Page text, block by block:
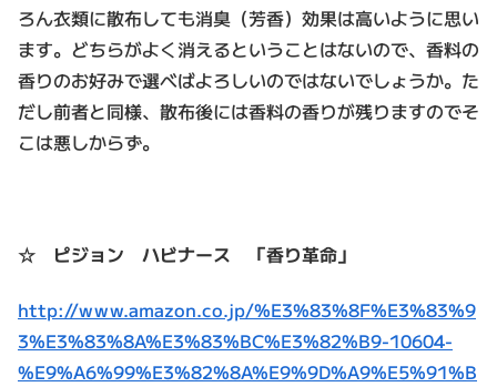
ろん衣類に散布しても消臭（芳香）効果は高いように思い
ます。どちらがよく消えるということはないので、香料の
香りのお好みで選べばよろしいのではないでしょうか。た
だし前者と同様、散布後には香料の香りが残りますのでそ
こは悪しからず。
☆ ピジョン ハビナース 「香り革命」
http://www.amazon.co.jp/%E3%83%8F%E3%83%9
3%E3%83%8A%E3%83%BC%E3%82%B9-10604-
%E9%A6%99%E3%82%8A%E9%9D%A9%E5%91%B